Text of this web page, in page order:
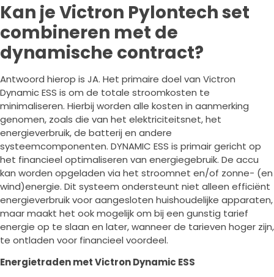
Kan je Victron Pylontech set
combineren met de
dynamische contract?
Antwoord hierop is JA. Het primaire doel van Victron
Dynamic ESS is om de totale stroomkosten te
minimaliseren. Hierbij worden alle kosten in aanmerking
genomen, zoals die van het elektriciteitsnet, het
energieverbruik, de batterij en andere
systeemcomponenten. DYNAMIC ESS is primair gericht op
het financieel optimaliseren van energiegebruik. De accu
kan worden opgeladen via het stroomnet en/of zonne- (en
wind)energie. Dit systeem ondersteunt niet alleen efficiënt
energieverbruik voor aangesloten huishoudelijke apparaten,
maar maakt het ook mogelijk om bij een gunstig tarief
energie op te slaan en later, wanneer de tarieven hoger zijn,
te ontladen voor financieel voordeel.
Energietraden met Victron Dynamic ESS